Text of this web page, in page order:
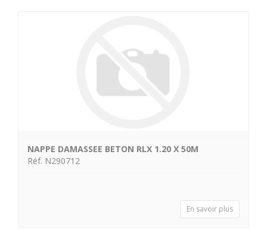
NAPPE DAMASSEE BETON RLX 1.20 X 50M
Réf. N290712
En savoir plus